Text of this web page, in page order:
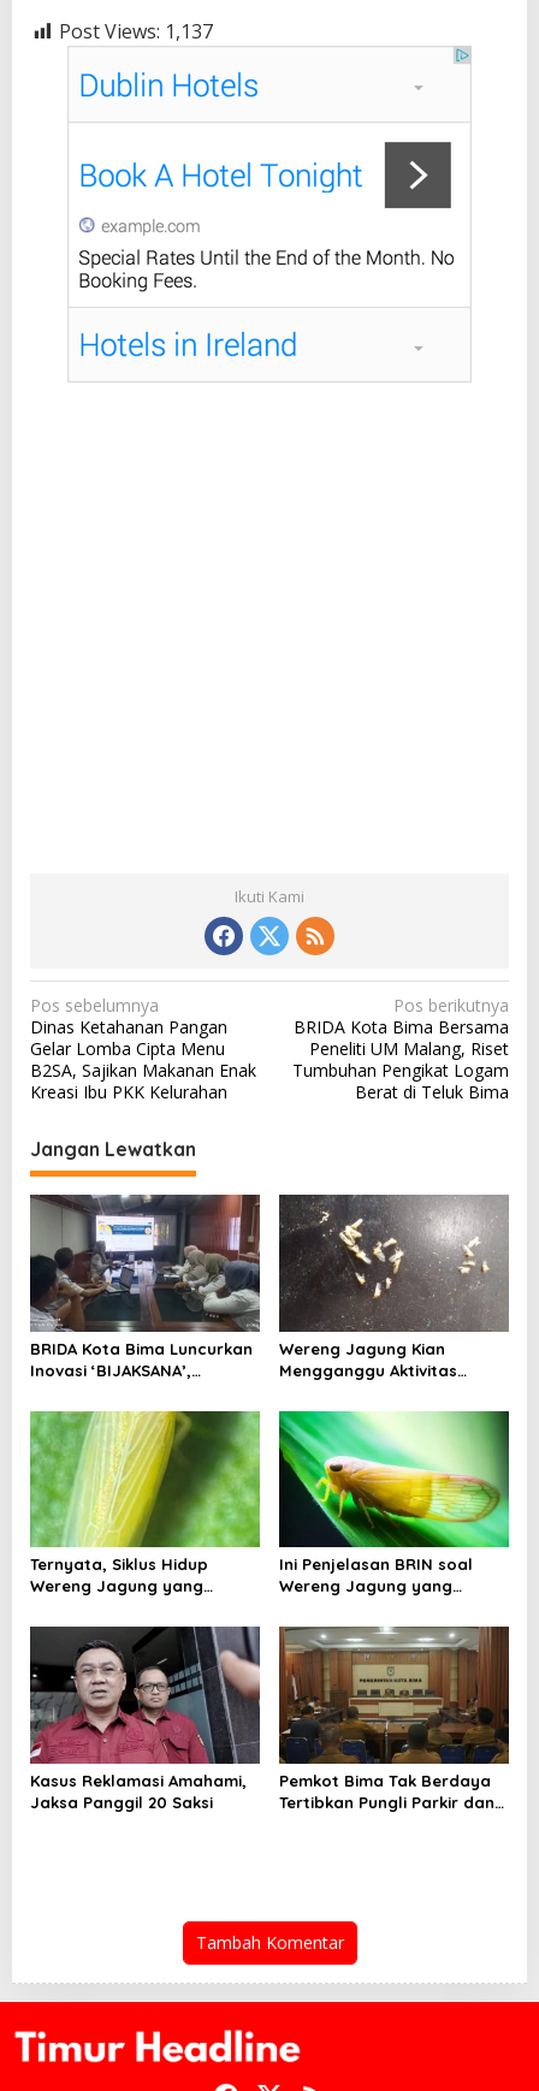
Post Views: 1,137
Ikuti Kami
N
a
v
i
g
a
s
o
s
Pos sebelumnya
Dinas Ketahanan Pangan
Gelar Lomba Cipta Menu
B2SA, Sajikan Makanan Enak
Kreasi Ibu PKK Kelurahan
Pos berikutnya
BRIDA Kota Bima Bersama
Peneliti UM Malang, Riset
Tumbuhan Pengikat Logam
Berat di Teluk Bima
Jangan Lewatkan
BRIDA Kota Bima Luncurkan
Inovasi ‘BIJAKSANA’,
Berbasis Stakeholder
Analisis
Wereng Jagung Kian
Mengganggu Aktivitas
Miliki Solusi?
Ternyata, Siklus Hidup
Wereng Jagung yang
Bertahan Hingga 30 Hari
Ini Penjelasan BRIN soal
Wereng Jagung yang
Kasus Reklamasi Amahami,
Jaksa Panggil 20 Saksi
Pemkot Bima Tak Berdaya
Tertibkan Pungli Parkir dan
Tambah Komentar